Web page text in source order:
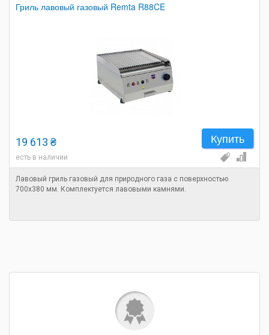
Гриль лавовый газовый Remta R88CE
Купить
19 613 ₴
есть в наличии
Лавовый гриль газовый для природного газа с поверхностью
700х380 мм. Комплектуется лавовыми камнями.